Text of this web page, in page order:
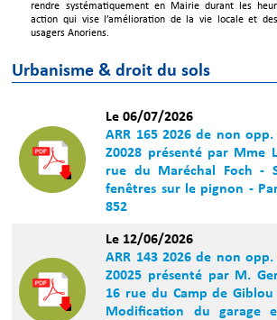
rendre systématiquement en Mairie durant les
action qui vise l’amélioration de la vie locale et
usagers Anoriens.
Urbanisme & droit du sols
Le 06/07/2026
ARR 165 2026 de non opp.
Z0028 présenté par Mme
rue du Maréchal Foch -
fenêtres sur le pignon -
852
Le 12/06/2026
ARR 143 2026 de non opp.
Z0025 présenté par M.
16 rue du Camp de
Modification du garage